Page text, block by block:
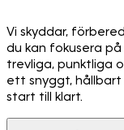
Vi skyddar,
du kan fokusera
trevliga, punktliga
ett snyggt, hållbart
start till klart.